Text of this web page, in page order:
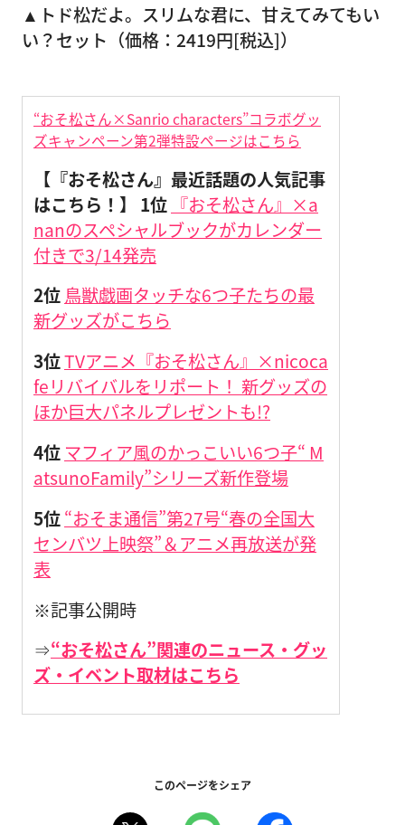
▲トド松だよ。スリムな君に、甘えてみてもい
い？セット（価格：2419円[税込]）
“おそ松さん×Sanrio characters”コラボグッ
ズキャンペーン第2弾特設ページはこちら
【『おそ松さん』最近話題の人気記事
はこちら！】 1位 『おそ松さん』×a
nanのスペシャルブックがカレンダー
付きで3/14発売
2位 鳥獣戯画タッチな6つ子たちの最
新グッズがこちら
3位TVアニメ『おそ松さん』×nicoca
feリバイバルをリポート！ 新グッズの
ほか巨大パネルプレゼントも!?
4位 マフィア風のかっこいい6つ子“ M
atsunoFamily”シリーズ新作登場
5位“おそま通信”第27号“春の全国大
センバツ上映祭”＆アニメ再放送が発
表
※記事公開時
⇒“おそ松さん”関連のニュース・グッ
ズ・イベント取材はこちら
このページをシェア